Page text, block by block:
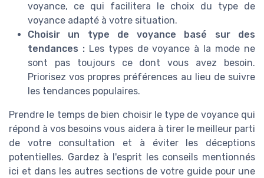
voyance, ce qui facilitera le choix du type de
voyance adapté à votre situation.
Choisir un type de voyance basé sur des
tendances :Les types de voyance à la mode ne
sont pas toujours ce dont vous avez besoin.
Priorisez vos propres préférences au lieu de suivre
les tendances populaires.
Prendre le temps de bien choisir le type de voyance qui
répond à vos besoins vous aidera à tirer le meilleur parti
de votre consultation et à éviter les déceptions
potentielles. Gardez à l'esprit les conseils mentionnés
ici et dans les autres sections de votre guide pour une